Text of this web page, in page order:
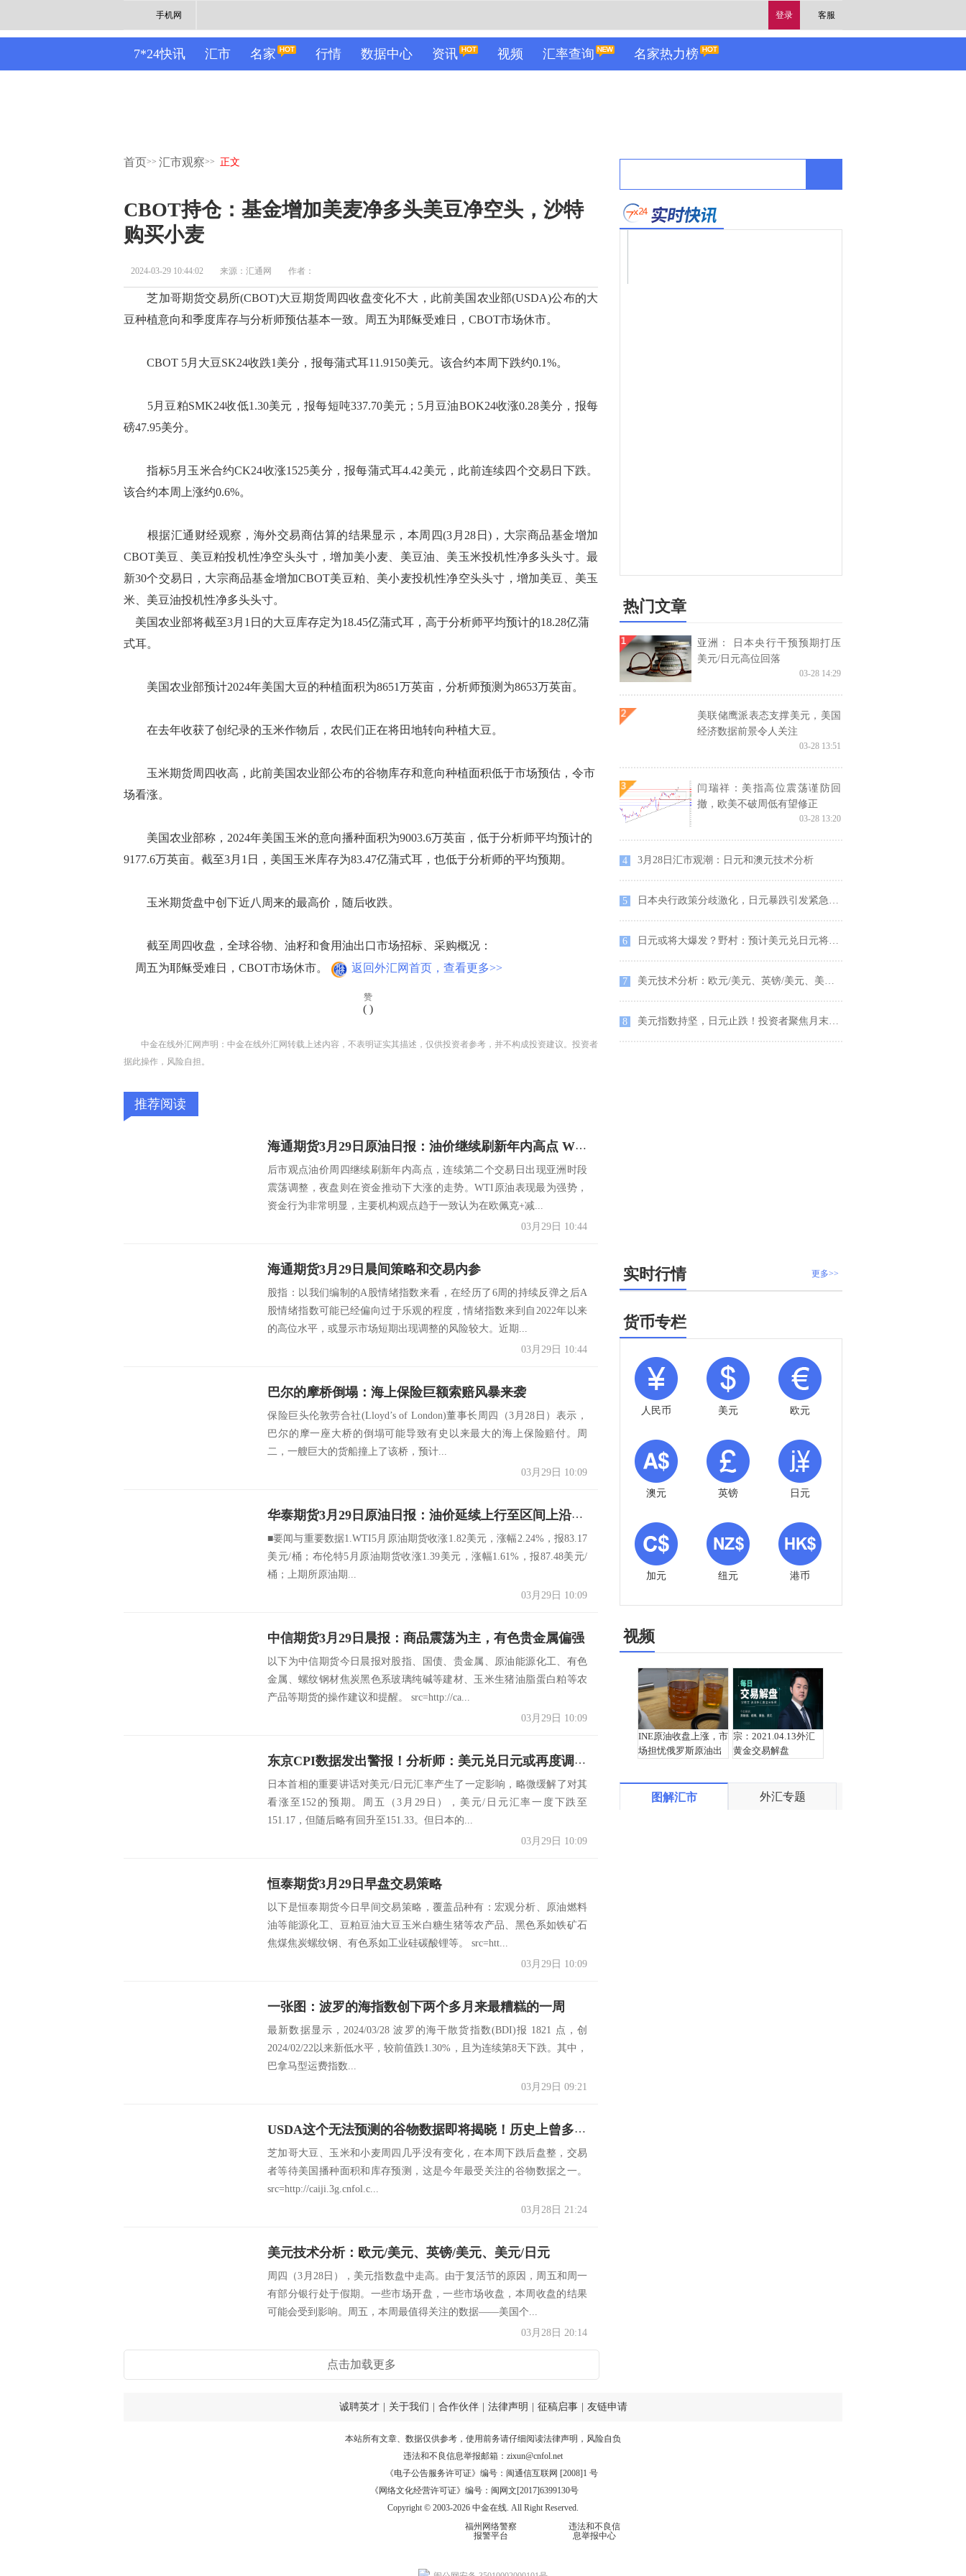
登录 客服
手机网
7*24快讯 汇市 名家 行情 数据中心 资讯 视频 汇率查询 名家热力榜
首页>> 汇市观察>> 正文
CBOT持仓：基金增加美麦净多头美豆净空头，沙特
购买小麦
2024-03-29 10:44:02 来源：汇通网 作者：
芝加哥期货交易所(CBOT)大豆期货周四收盘变化不大，此前美国农业部(USDA)公布的大
豆种植意向和季度库存与分析师预估基本一致。周五为耶稣受难日，CBOT市场休市。
CBOT 5月大豆SK24收跌1美分，报每蒲式耳11.9150美元。该合约本周下跌约0.1%。
5月豆粕SMK24收低1.30美元，报每短吨337.70美元；5月豆油BOK24收涨0.28美分，报每
磅47.95美分。
指标5月玉米合约CK24收涨1525美分，报每蒲式耳4.42美元，此前连续四个交易日下跌。
该合约本周上涨约0.6%。
根据汇通财经观察，海外交易商估算的结果显示，本周四(3月28日)，大宗商品基金增加
CBOT美豆、美豆粕投机性净空头头寸，增加美小麦、美豆油、美玉米投机性净多头头寸。最
新30个交易日，大宗商品基金增加CBOT美豆粕、美小麦投机性净空头头寸，增加美豆、美玉
米、美豆油投机性净多头头寸。
美国农业部将截至3月1日的大豆库存定为18.45亿蒲式耳，高于分析师平均预计的18.28亿蒲
式耳。
美国农业部预计2024年美国大豆的种植面积为8651万英亩，分析师预测为8653万英亩。
在去年收获了创纪录的玉米作物后，农民们正在将田地转向种植大豆。
玉米期货周四收高，此前美国农业部公布的谷物库存和意向种植面积低于市场预估，令市
场看涨。
美国农业部称，2024年美国玉米的意向播种面积为9003.6万英亩，低于分析师平均预计的
9177.6万英亩。截至3月1日，美国玉米库存为83.47亿蒲式耳，也低于分析师的平均预期。
玉米期货盘中创下近八周来的最高价，随后收跌。
截至周四收盘，全球谷物、油籽和食用油出口市场招标、采购概况：
周五为耶稣受难日，CBOT市场休市。
返回外汇网首页，查看更多>>
赞
( )
中金在线外汇网声明：中金在线外汇网转载上述内容，不表明证实其描述，仅供投资者参考，并不构成投资建议。投资者
据此操作，风险自担。
推荐阅读
海通期货3月29日原油日报：油价继续刷新年内高点 WTI原油表现最为强势
后市观点油价周四继续刷新年内高点，连续第二个交易日出现亚洲时段
震荡调整，夜盘则在资金推动下大涨的走势。WTI原油表现最为强势，
资金行为非常明显，主要机构观点趋于一致认为在欧佩克+减...
03月29日 10:44
海通期货3月29日晨间策略和交易内参
股指：以我们编制的A股情绪指数来看，在经历了6周的持续反弹之后A
股情绪指数可能已经偏向过于乐观的程度，情绪指数来到自2022年以来
的高位水平，或显示市场短期出现调整的风险较大。近期...
03月29日 10:44
巴尔的摩桥倒塌：海上保险巨额索赔风暴来袭
保险巨头伦敦劳合社(Lloyd’s of London)董事长周四（3月28日）表示，
巴尔的摩一座大桥的倒塌可能导致有史以来最大的海上保险赔付。周
二，一艘巨大的货船撞上了该桥，预计...
03月29日 10:09
华泰期货3月29日原油日报：油价延续上行至区间上沿，但基本面已经出现负反馈迹象
■要闻与重要数据1.WTI5月原油期货收涨1.82美元，涨幅2.24%，报83.17
美元/桶；布伦特5月原油期货收涨1.39美元，涨幅1.61%，报87.48美元/
桶；上期所原油期...
03月29日 10:09
中信期货3月29日晨报：商品震荡为主，有色贵金属偏强
以下为中信期货今日晨报对股指、国债、贵金属、原油能源化工、有色
金属、螺纹钢材焦炭黑色系玻璃纯碱等建材、玉米生猪油脂蛋白粕等农
产品等期货的操作建议和提醒。 src=http://ca...
03月29日 10:09
东京CPI数据发出警报！分析师：美元兑日元或再度调整152关口
日本首相的重要讲话对美元/日元汇率产生了一定影响，略微缓解了对其
看涨至152的预期。周五（3月29日），美元/日元汇率一度下跌至
151.17，但随后略有回升至151.33。但日本的...
03月29日 10:09
恒泰期货3月29日早盘交易策略
以下是恒泰期货今日早间交易策略，覆盖品种有：宏观分析、原油燃料
油等能源化工、豆粕豆油大豆玉米白糖生猪等农产品、黑色系如铁矿石
焦煤焦炭螺纹钢、有色系如工业硅碳酸锂等。 src=htt...
03月29日 10:09
一张图：波罗的海指数创下两个多月来最糟糕的一周
最新数据显示，2024/03/28 波罗的海干散货指数(BDI)报 1821 点，创
2024/02/22以来新低水平，较前值跌1.30%，且为连续第8天下跌。其中，
巴拿马型运费指数...
03月29日 09:21
USDA这个无法预测的谷物数据即将揭晓！历史上曾多次令市场措手不及...
芝加哥大豆、玉米和小麦周四几乎没有变化，在本周下跌后盘整，交易
者等待美国播种面积和库存预测，这是今年最受关注的谷物数据之一。
src=http://caiji.3g.cnfol.c...
03月28日 21:24
美元技术分析：欧元/美元、英镑/美元、美元/日元
周四（3月28日），美元指数盘中走高。由于复活节的原因，周五和周一
有部分银行处于假期。一些市场开盘，一些市场收盘，本周收盘的结果
可能会受到影响。周五，本周最值得关注的数据——美国个...
03月28日 20:14
点击加载更多
热门文章
亚洲： 日本央行干预预期打压
美元/日元高位回落
03-28 14:29
美联储鹰派表态支撑美元，美国
经济数据前景令人关注
03-28 13:51
闫瑞祥：美指高位震荡谨防回
撤，欧美不破周低有望修正
03-28 13:20
4 3月28日汇市观潮：日元和澳元技术分析
5 日本央行政策分歧激化，日元暴跌引发紧急会议，“黑天鹅”来了？
6 日元或将大爆发？野村：预计美元兑日元将跌至140
7 美元技术分析：欧元/美元、英镑/美元、美元/日元
8 美元指数持坚，日元止跌！投资者聚焦月末调整
更多>>
实时行情
货币专栏
人民币 美元 欧元
澳元 英镑 日元
加元 纽元 港币
视频
INE原油收盘上涨，市
场担忧俄罗斯原油出
宗：2021.04.13外汇
黄金交易解盘
图解汇市 外汇专题
诚聘英才 关于我们 合作伙伴 法律声明 征稿启事 友链申请
本站所有文章、数据仅供参考，使用前务请仔细阅读法律声明 ，风险自负
违法和不良信息举报邮箱： zixun@cnfol.net
《电子公告服务许可证》编号：闽通信互联网 [2008]1 号
《网络文化经营许可证》编号：闽网文[2017]6399130号
Copyright © 2003-2026 中金在线. All Right Reserved.
福州网络警察
报警平台
违法和不良信
息举报中心